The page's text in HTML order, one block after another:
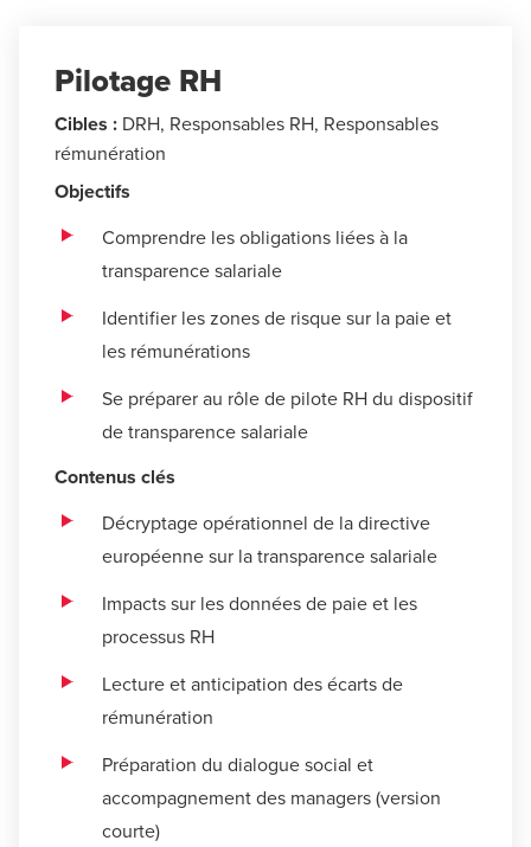
Pilotage RH
Cibles : DRH, Responsables RH, Responsables
rémunération
Objectifs
Comprendre les obligations liées à la
transparence salariale
Identifier les zones de risque sur la paie et
les rémunérations
Se préparer au rôle de pilote RH du dispositif
de transparence salariale
Contenus clés
Décryptage opérationnel de la directive
européenne sur la transparence salariale
Impacts sur les données de paie et les
processus RH
Lecture et anticipation des écarts de
rémunération
Préparation du dialogue social et
accompagnement des managers (version
courte)